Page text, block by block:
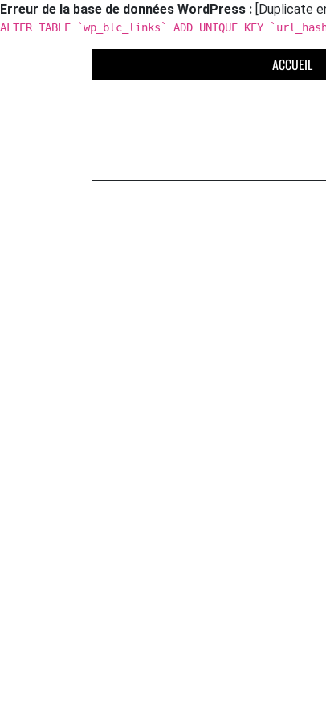
Erreur de la base de données WordPress : [Duplicate
ALTER TABLE `wp_blc_links` ADD UNIQUE KEY
ACCUEIL